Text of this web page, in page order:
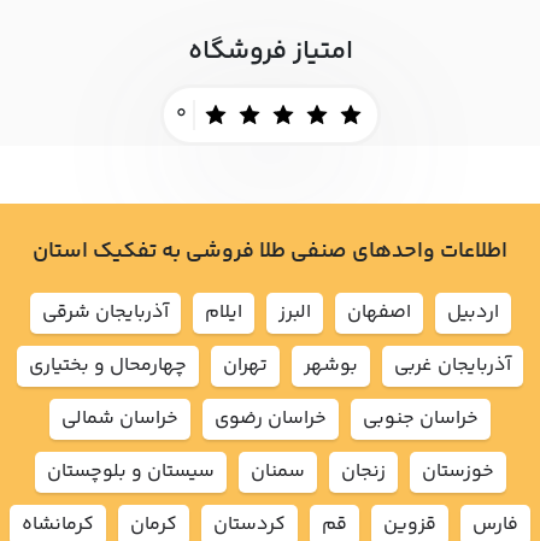
امتیاز فروشگاه
0
اطلاعات واحدهای صنفی طلا فروشی به تفکیک استان
اردبيل اصفهان البرز ايلام
آذربايجان شرقي
آذربايجان غربي
بوشهر تهران
چهارمحال و بختياري
خراسان جنوبي
خراسان رضوي
خراسان شمالي
خوزستان
زنجان سمنان
سيستان و بلوچستان
فارس
قزوين قم كردستان كرمان
كرمانشاه